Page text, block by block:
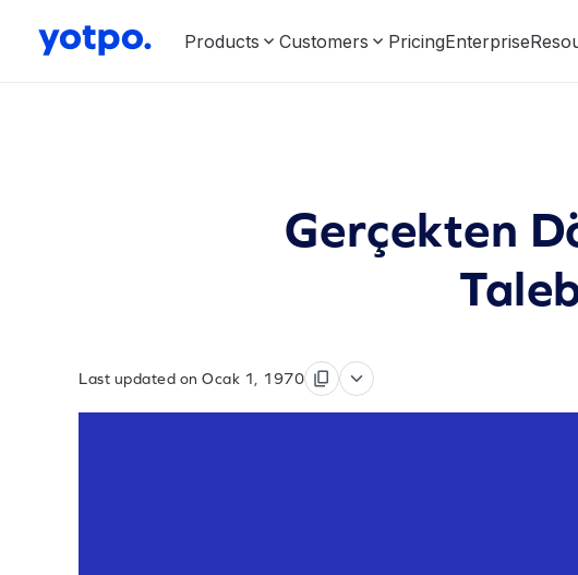
Products Customers PricingEnterprise
Gerçekten
Last updated on Ocak 1, 1970